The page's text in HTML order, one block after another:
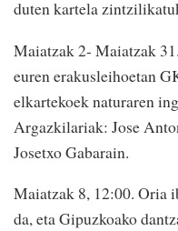
duten kartela
Maiatzak 2- Maiatzak
euren erakusleihoetan
elkartekoek naturaren
Argazkilariak: Jose
Josetxo Gabarain.
Maiatzak 8, 12:00. Oria
da, eta Gipuzkoako